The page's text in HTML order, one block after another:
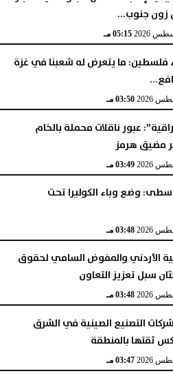
زون جنوب...
05:15 مـ
فلسطين: ما يتعرض له شعبنا في غزة
03:50 مـ
عبور ناقلات محملة بالخام
مضيق هرمز
03:49 مـ
وضع وباء الكوليرا تحت
03:48 مـ
الأردني والمفوض السامي لحقوق
سبل تعزيز التعاون
03:48 مـ
التصنيع الصينية في الشرق
ثقتها بالمنطقة
03:47 مـ